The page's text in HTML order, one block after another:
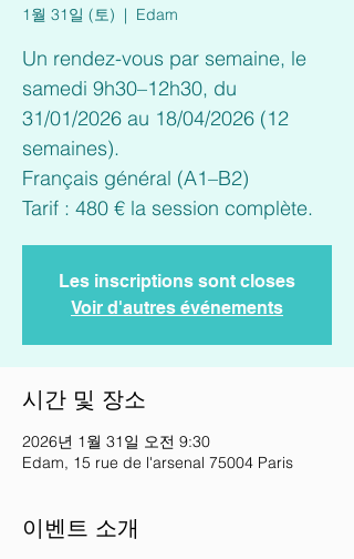
1월 31일 (토)
  |
Edam
Un rendez-vous par semaine, le
samedi 9h30–12h30, du
31/01/2026 au 18/04/2026 (12
semaines).
Français général (A1–B2)
Tarif : 480 € la session complète.
Les inscriptions sont closes
Voir d'autres événements
시간 및 장소
2026년 1월 31일 오전 9:30
Edam, 15 rue de l'arsenal 75004 Paris
이벤트 소개